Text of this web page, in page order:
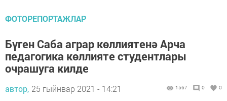
ФОТОРЕПОРТАЖЛАР
Бүген Саба аграр көллиятенә Арча
педагогика көллияте студентлары
очрашуга килде
автор, 25 гыйнвар 2021 - 14:21 1567 0 0